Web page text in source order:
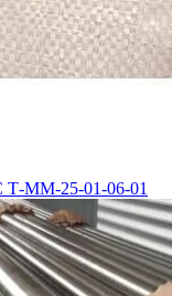
Т-ММ-25-01-06-01